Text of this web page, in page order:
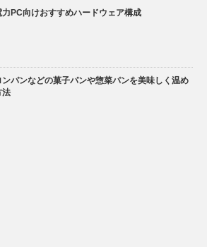
力PC向けおすすめハードウェア構成
ンパンなどの菓子パンや惣菜パンを美味しく温め
法